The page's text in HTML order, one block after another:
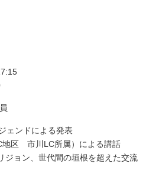
ェンドによる発表
市川LC所属）による講話
ン、世代間の垣根を超えた交流